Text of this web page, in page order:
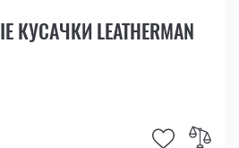
LEATHERMAN